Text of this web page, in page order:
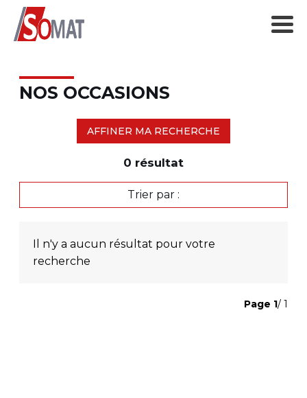
NOS OCCASIONS
AFFINER MA RECHERCHE
0 résultat
Trier par :
Il n'y a aucun résultat pour votre
recherche
Page 1/ 1